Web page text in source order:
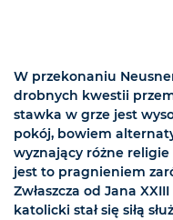
W przekonaniu
drobnych kwestii
stawka w grze jest
pokój, bowiem
wyznający różne
jest to pragnieniem
Zwłaszcza od Jana
katolicki stał się siłą